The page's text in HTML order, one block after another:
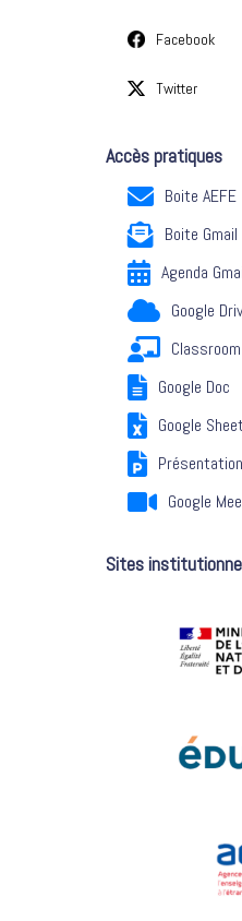
Facebook
Twitter
Accès pratiques
Boite AEFE
Boite Gmail
Agenda
Google
Classroom
Google Doc
Google Sheet
Google
Sites